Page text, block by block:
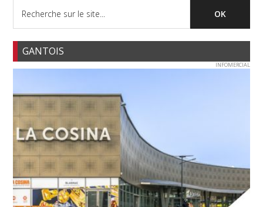
GANTOIS
INFOMERCIAL